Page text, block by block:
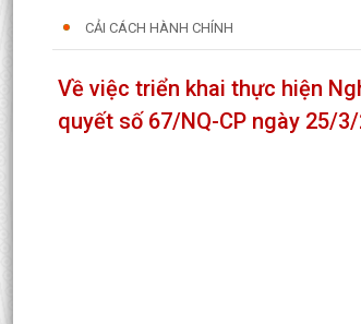
CẢI CÁCH HÀNH CHÍNH
Về việc triển khai thực hiện
quyết số 67/NQ-CP ngày 25/